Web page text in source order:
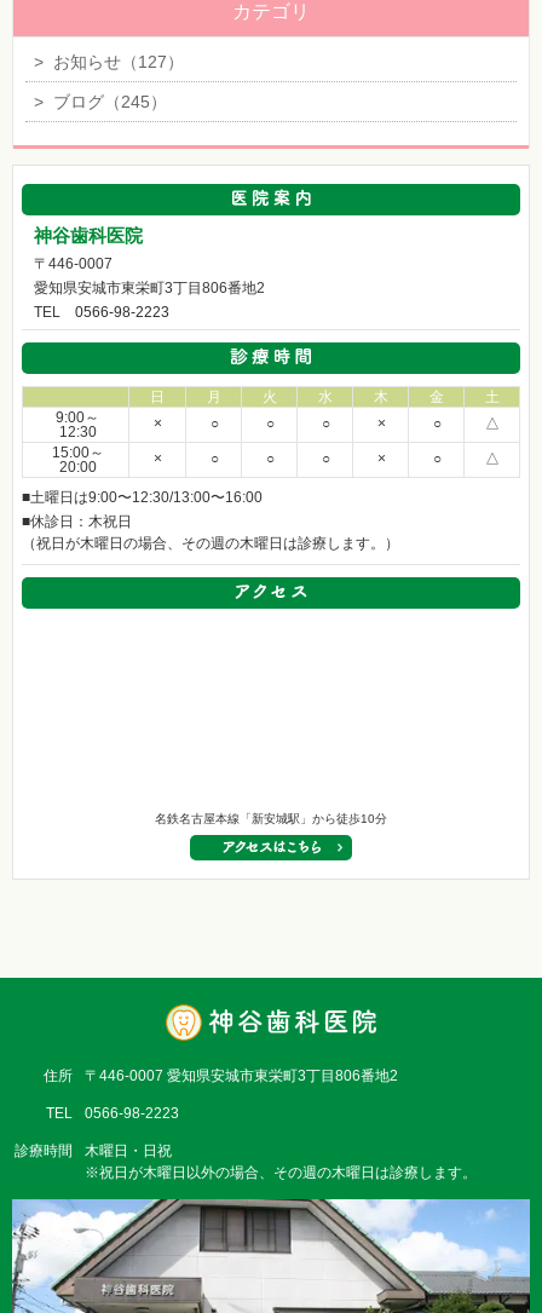
カテゴリ
> お知らせ（127）
> ブログ（245）
神谷歯科医院
〒446-0007
愛知県安城市東栄町3丁目806番地2
TEL 0566-98-2223
日 月 火 水 木 金
土
9:00～
12:30
× ○ ○ ○ × ○
△
15:00～
20:00
× ○ ○ ○ × ○ △
■土曜日は9:00〜12:30/13:00〜16:00
■休診日：木祝日
（祝日が木曜日の場合、その週の木曜日は診療します。）
名鉄名古屋本線「新安城駅」から徒歩10分
住所 〒446-0007 愛知県安城市東栄町3丁目806番地2
TEL 0566-98-2223
診療時間
木曜日・日祝
※祝日が木曜日以外の場合、その週の木曜日は診療します。